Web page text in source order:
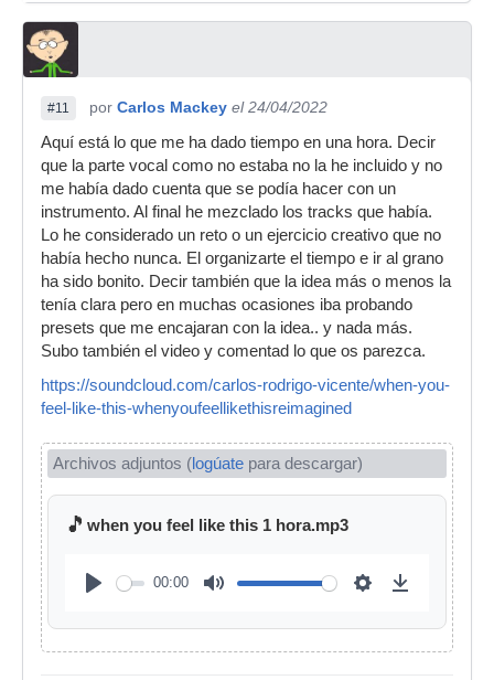
#11 por Carlos Mackey el 24/04/2022
Aquí está lo que me ha dado tiempo en una hora. Decir
que la parte vocal como no estaba no la he incluido y no
me había dado cuenta que se podía hacer con un
instrumento. Al final he mezclado los tracks que había.
Lo he considerado un reto o un ejercicio creativo que no
había hecho nunca. El organizarte el tiempo e ir al grano
ha sido bonito. Decir también que la idea más o menos la
tenía clara pero en muchas ocasiones iba probando
presets que me encajaran con la idea.. y nada más.
Subo también el video y comentad lo que os parezca.
https://soundcloud.com/carlos-rodrigo-vicente/when-you-
feel-like-this-whenyoufeellikethisreimagined
Archivos adjuntos (logúate para descargar)
🎵 when you feel like this 1 hora.mp3
00:00